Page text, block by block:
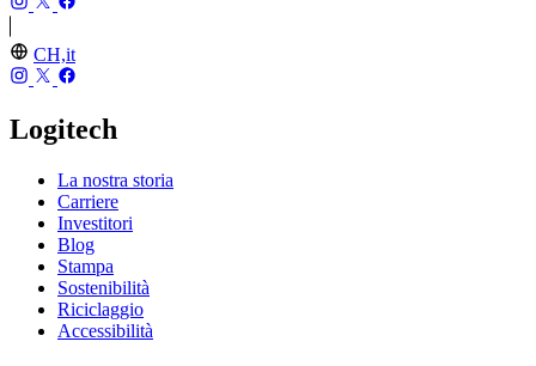
CH,it
Logitech
La nostra storia
Carriere
Investitori
Blog
Stampa
Sostenibilità
Riciclaggio
Accessibilità